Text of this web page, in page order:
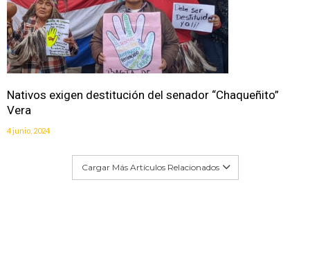
Nativos exigen destitución del senador “Chaqueñito”
Vera
4 junio, 2024
Cargar Más Artículos Relacionados